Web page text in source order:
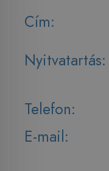
Cím:
Nyitvatartás:
Telefon:
E-mail: